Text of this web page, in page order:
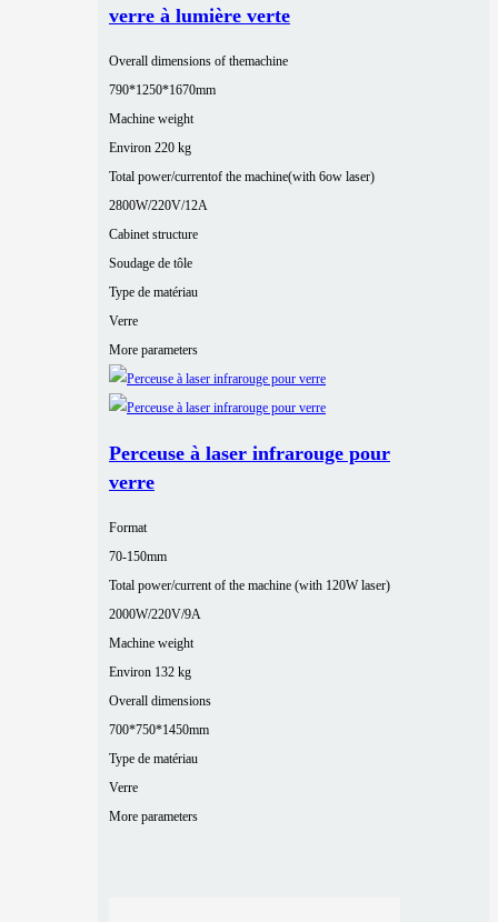
verre à lumière verte
Overall dimensions of themachine
790*1250*1670mm
Machine weight
Environ 220 kg
Total power/currentof the machine(with 6ow laser)
2800W/220V/12A
Cabinet structure
Soudage de tôle
Type de matériau
Verre
More parameters
Perceuse à laser infrarouge pour
verre
Format
70-150mm
Total power/current of the machine (with 120W laser)
2000W/220V/9A
Machine weight
Environ 132 kg
Overall dimensions
700*750*1450mm
Type de matériau
Verre
More parameters